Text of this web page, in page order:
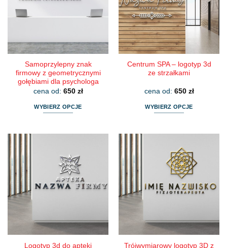
Samoprzylepny znak
firmowy z geometrycznymi
gołębiami dla psychologa
cena od: 650 zł
WYBIERZ OPCJE
wariantów.
Opcje
można
produktu
Centrum SPA – logotyp 3d
ze strzałkami
cena od: 650 zł
WYBIERZ OPCJE
wiele
wariantów.
Opcje
można
wybrać
produktu
Logotyp 3d do apteki Trójwymiarowy logotyp 3D z